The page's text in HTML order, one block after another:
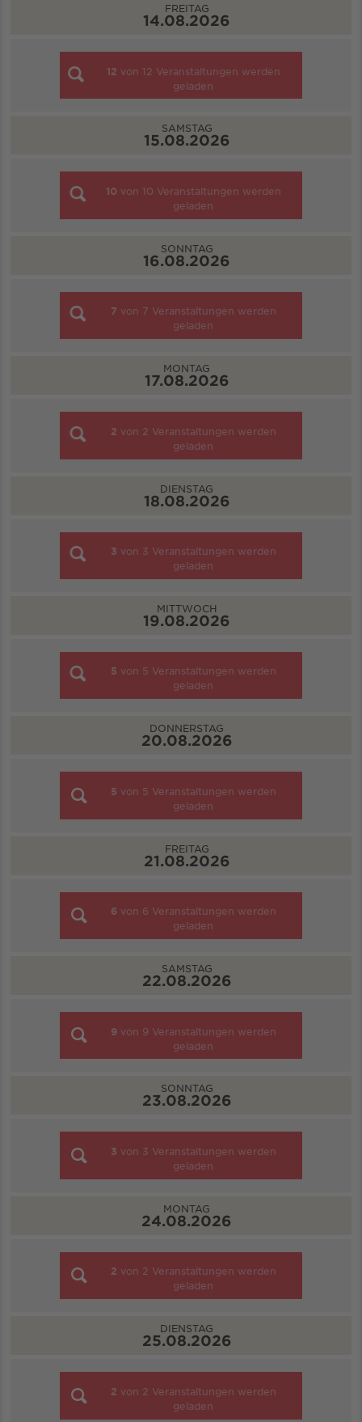
FREITAG
14.08.2026
12 von 12 Veranstaltungen werden
geladen
SAMSTAG
15.08.2026
10 von 10 Veranstaltungen werden
geladen
SONNTAG
16.08.2026
7 von 7 Veranstaltungen werden
geladen
MONTAG
17.08.2026
2 von 2 Veranstaltungen werden
geladen
DIENSTAG
18.08.2026
3 von 3 Veranstaltungen werden
geladen
MITTWOCH
19.08.2026
5 von 5 Veranstaltungen werden
geladen
DONNERSTAG
20.08.2026
5 von 5 Veranstaltungen werden
geladen
FREITAG
21.08.2026
6 von 6 Veranstaltungen werden
geladen
SAMSTAG
22.08.2026
9 von 9 Veranstaltungen werden
geladen
SONNTAG
23.08.2026
3 von 3 Veranstaltungen werden
geladen
MONTAG
24.08.2026
2 von 2 Veranstaltungen werden
geladen
DIENSTAG
25.08.2026
2 von 2 Veranstaltungen werden
geladen